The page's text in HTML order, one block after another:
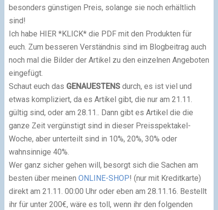
besonders günstigen Preis, solange sie noch erhältlich
sind!
Ich habe HIER *KLICK* die PDF mit den Produkten für
euch. Zum besseren Verständnis sind im Blogbeitrag auch
noch mal die Bilder der Artikel zu den einzelnen Angeboten
eingefügt.
Schaut euch das GENAUESTENSdurch, es ist viel und
etwas kompliziert, da es Artikel gibt, die nur am 21.11.
gültig sind, oder am 28.11.. Dann gibt es Artikel die die
ganze Zeit vergünstigt sind in dieser Preisspektakel-
Woche, aber unterteilt sind in 10%, 20%, 30% oder
wahnsinnige 40%.
Wer ganz sicher gehen will, besorgt sich die Sachen am
besten über meinen ONLINE-SHOP! (nur mit Kreditkarte)
direkt am 21.11. 00:00 Uhr oder eben am 28.11.16. Bestellt
ihr für unter 200€, wäre es toll, wenn ihr den folgenden